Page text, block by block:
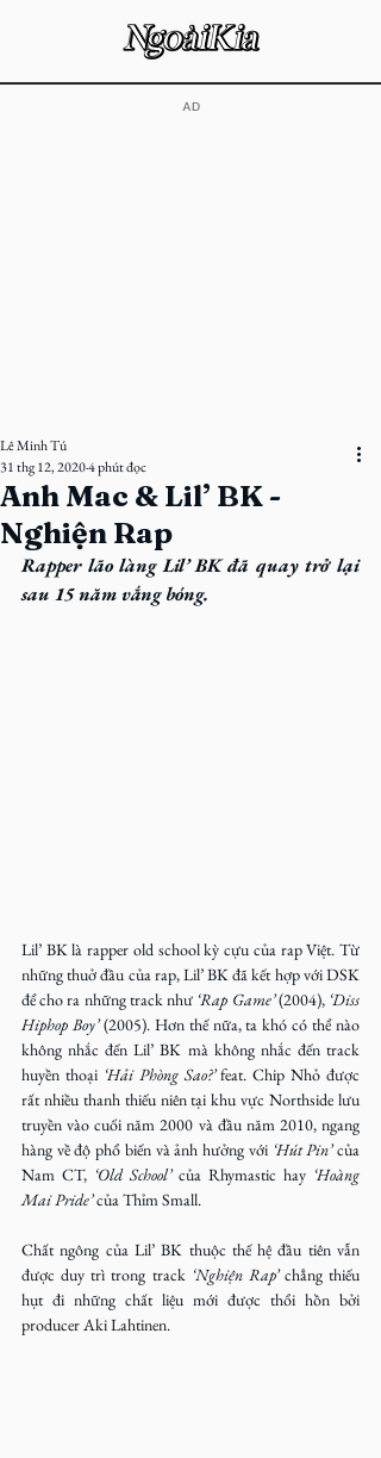
​AD
Anh Mac & Lil’ BK -
Nghiện Rap
Lê Minh Tú
31 thg 12, 20204 phút đọc
Rapper lão làng Lil’ BK đã quay trở lại
sau 15 năm vắng bóng.
Lil’ BK là rapper old school kỳ cựu của rap Việt. Từ
những thuở đầu của rap, Lil’ BK đã kết hợp với DSK
để cho ra những track như ‘Rap Game’ (2004), ‘Diss
Hiphop Boy’ (2005). Hơn thế nữa, ta khó có thể nào
không nhắc đến Lil’ BK mà không nhắc đến track
huyền thoại ‘Hải Phòng Sao?’ feat. Chip Nhỏ được
rất nhiều thanh thiếu niên tại khu vực Northside lưu
truyền vào cuối năm 2000 và đầu năm 2010, ngang
hàng về độ phổ biến và ảnh hưởng với ‘Hút Pin’ của
Nam CT, ‘Old School’ của Rhymastic hay ‘Hoàng
Mai Pride’ của Thỉm Small.
Chất ngông của Lil’ BK thuộc thế hệ đầu tiên vẫn
được duy trì trong track ‘Nghiện Rap’ chẳng thiếu
hụt đi những chất liệu mới được thổi hồn bởi
producer Aki Lahtinen.